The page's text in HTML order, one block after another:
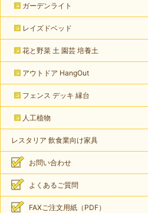
ガーデンライト
レイズドベッド
花と野菜 土 園芸 培養土
アウトドア HangOut
フェンス デッキ 縁台
人工植物
レスタリア 飲食業向け家具
お問い合わせ
よくあるご質問
FAXご注文用紙（PDF）